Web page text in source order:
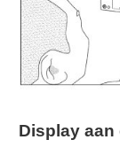
Display aan